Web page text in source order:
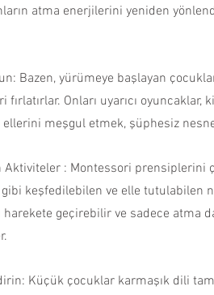
atma enerjilerini yeniden
Bazen, yürümeye başlayan
fırlatırlar. Onları uyarıcı
meşgul etmek, şüphesiz
: Montessori prensiplerini
keşfedilebilen ve elle tutulabilen
harekete geçirebilir ve sadece atma
Küçük çocuklar karmaşık dili